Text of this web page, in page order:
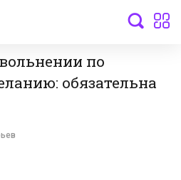
по
обязательна